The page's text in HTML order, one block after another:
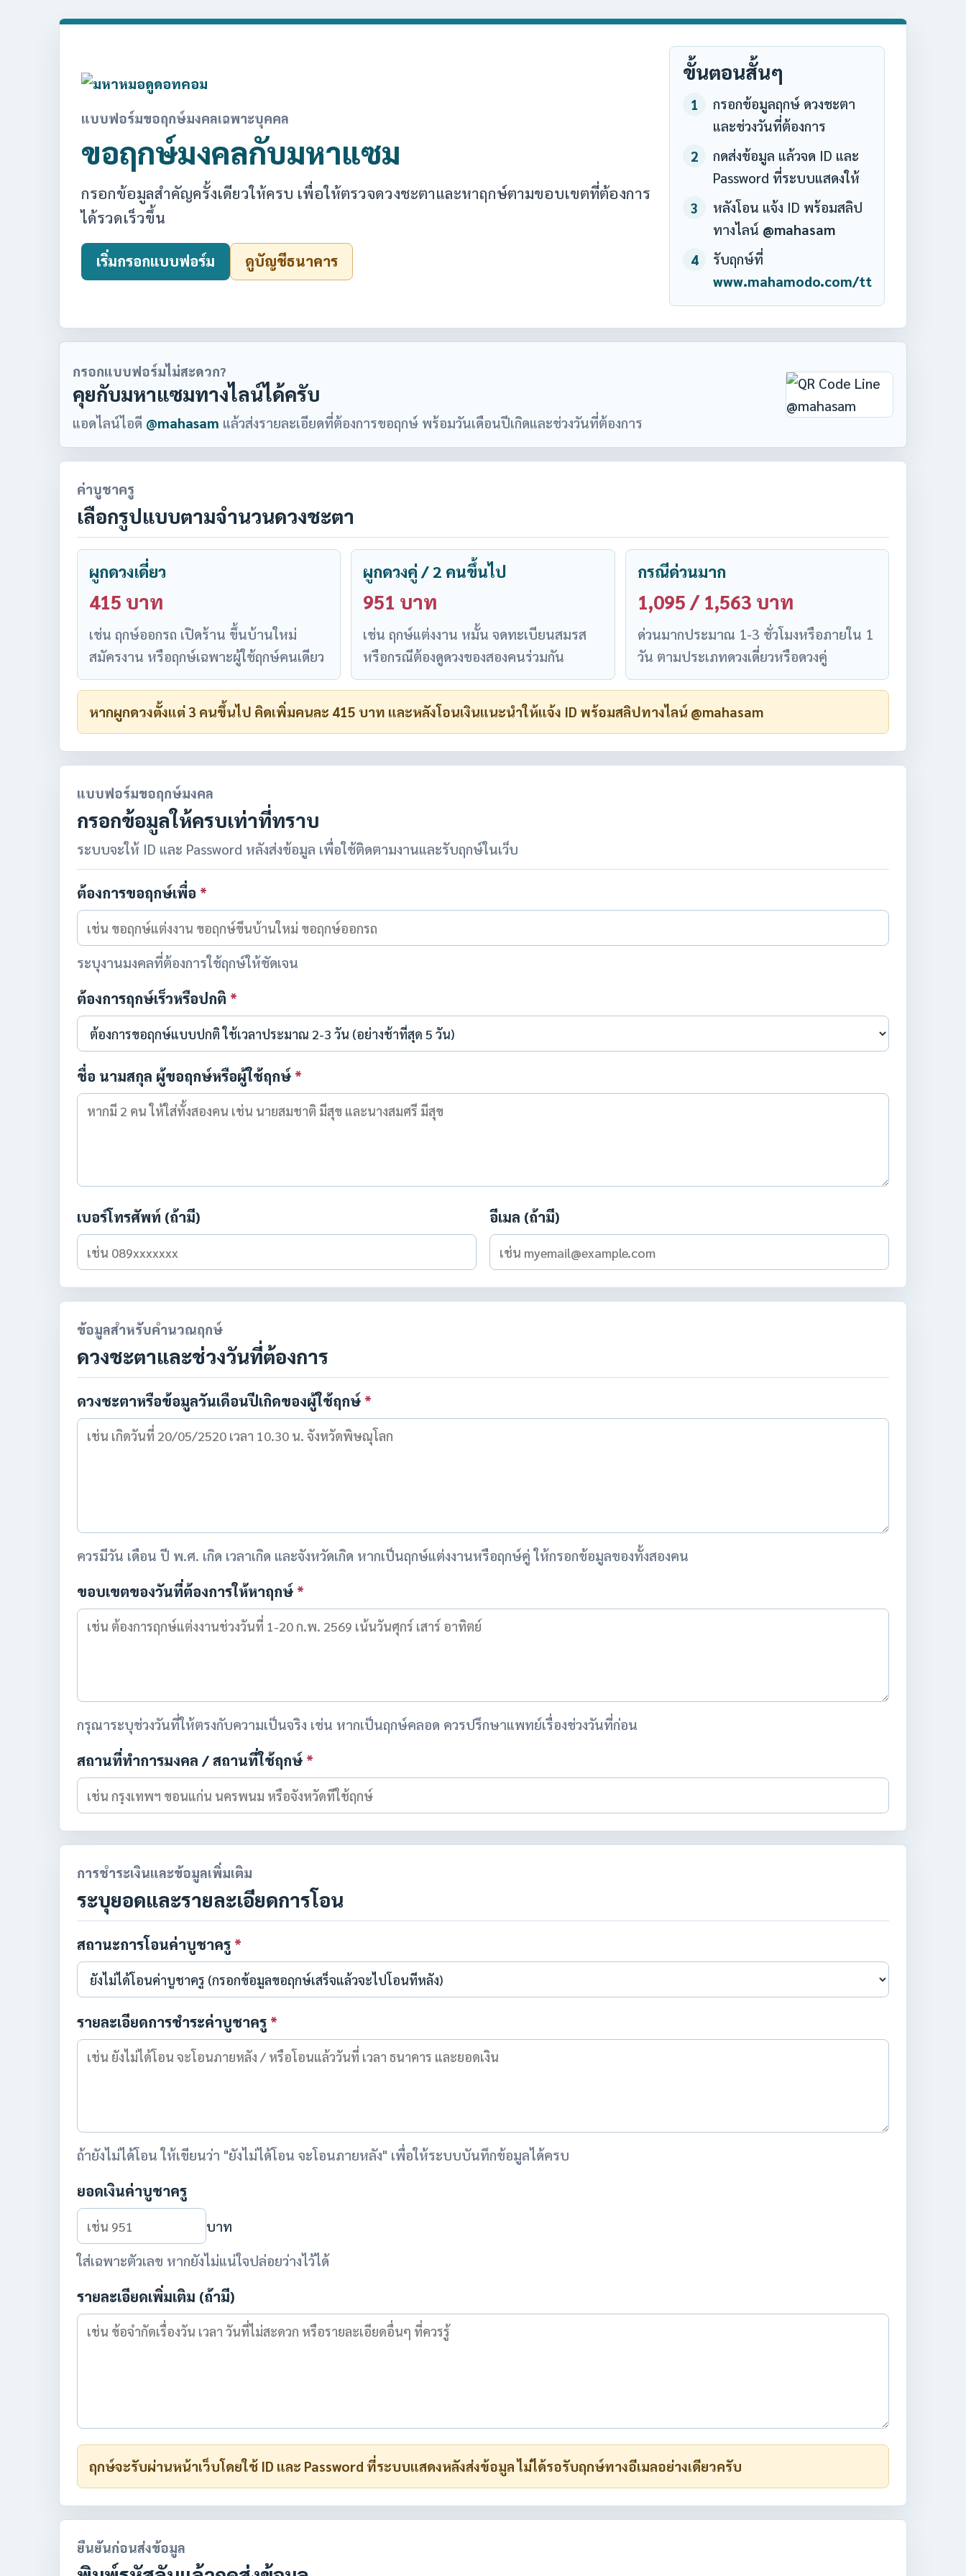
แบบฟอร์มขอฤกษ์มงคลเฉพาะบุคคล
ขอฤกษ์มงคลกับมหาแซม
กรอกข้อมูลสำคัญครั้งเดียวให้ครบ เพื่อให้ตรวจดวงชะตาและหาฤกษ์ตามขอบเขตที่ต้องการ
ได้รวดเร็วขึ้น
เริ่มกรอกแบบฟอร์ม ดูบัญชีธนาคาร
ขั้นตอนสั้นๆ
1
กรอกข้อมูลฤกษ์ ดวงชะตา
และช่วงวันที่ต้องการ
2
กดส่งข้อมูล แล้วจด ID และ
Password ที่ระบบแสดงให้
3
หลังโอน แจ้ง ID พร้อมสลิป
ทางไลน์ @mahasam
4
รับฤกษ์ที่
www.mahamodo.com/tt
กรอกแบบฟอร์มไม่สะดวก?
คุยกับมหาแซมทางไลน์ได้ครับ
แอดไลน์ไอดี @mahasam แล้วส่งรายละเอียดที่ต้องการขอฤกษ์ พร้อมวันเดือนปีเกิดและช่วงวันที่ต้องการ
ค่าบูชาครู
เลือกรูปแบบตามจำนวนดวงชะตา
ผูกดวงเดี่ยว
415 บาท
เช่น ฤกษ์ออกรถ เปิดร้าน ขึ้นบ้านใหม่
สมัครงาน หรือฤกษ์เฉพาะผู้ใช้ฤกษ์คนเดียว
ผูกดวงคู่ / 2 คนขึ้นไป
951 บาท
เช่น ฤกษ์แต่งงาน หมั้น จดทะเบียนสมรส
หรือกรณีต้องดูดวงของสองคนร่วมกัน
กรณีด่วนมาก
1,095 / 1,563 บาท
ด่วนมากประมาณ 1-3 ชั่วโมงหรือภายใน 1
วัน ตามประเภทดวงเดี่ยวหรือดวงคู่
หากผูกดวงตั้งแต่ 3 คนขึ้นไป คิดเพิ่มคนละ 415 บาท และหลังโอนเงินแนะนำให้แจ้ง ID พร้อมสลิปทางไลน์ @mahasam
แบบฟอร์มขอฤกษ์มงคล
กรอกข้อมูลให้ครบเท่าที่ทราบ
ระบบจะให้ ID และ Password หลังส่งข้อมูล เพื่อใช้ติดตามงานและรับฤกษ์ในเว็บ
ต้องการขอฤกษ์เพื่อ *
ระบุงานมงคลที่ต้องการใช้ฤกษ์ให้ชัดเจน
ต้องการฤกษ์เร็วหรือปกติ *
ชื่อ นามสกุล ผู้ขอฤกษ์หรือผู้ใช้ฤกษ์ *
เบอร์โทรศัพท์ (ถ้ามี) อีเมล (ถ้ามี)
ข้อมูลสำหรับคำนวณฤกษ์
ดวงชะตาและช่วงวันที่ต้องการ
ดวงชะตาหรือข้อมูลวันเดือนปีเกิดของผู้ใช้ฤกษ์ *
ควรมีวัน เดือน ปี พ.ศ. เกิด เวลาเกิด และจังหวัดเกิด หากเป็นฤกษ์แต่งงานหรือฤกษ์คู่ ให้กรอกข้อมูลของทั้งสองคน
ขอบเขตของวันที่ต้องการให้หาฤกษ์ *
กรุณาระบุช่วงวันที่ให้ตรงกับความเป็นจริง เช่น หากเป็นฤกษ์คลอด ควรปรึกษาแพทย์เรื่องช่วงวันที่ก่อน
สถานที่ทำการมงคล / สถานที่ใช้ฤกษ์ *
การชำระเงินและข้อมูลเพิ่มเติม
ระบุยอดและรายละเอียดการโอน
สถานะการโอนค่าบูชาครู *
รายละเอียดการชำระค่าบูชาครู *
ถ้ายังไม่ได้โอน ให้เขียนว่า "ยังไม่ได้โอน จะโอนภายหลัง" เพื่อให้ระบบบันทึกข้อมูลได้ครบ
ยอดเงินค่าบูชาครู
บาท
ใส่เฉพาะตัวเลข หากยังไม่แน่ใจปล่อยว่างไว้ได้
รายละเอียดเพิ่มเติม (ถ้ามี)
ฤกษ์จะรับผ่านหน้าเว็บโดยใช้ ID และ Password ที่ระบบแสดงหลังส่งข้อมูล ไม่ได้รอรับฤกษ์ทางอีเมลอย่างเดียวครับ
ยืนยันก่อนส่งข้อมูล